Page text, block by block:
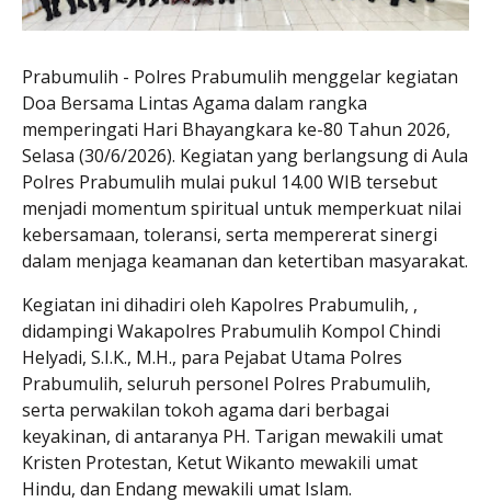
Prabumulih - Polres Prabumulih menggelar kegiatan
Doa Bersama Lintas Agama dalam rangka
memperingati Hari Bhayangkara ke-80 Tahun 2026,
Selasa (30/6/2026). Kegiatan yang berlangsung di Aula
Polres Prabumulih mulai pukul 14.00 WIB tersebut
menjadi momentum spiritual untuk memperkuat nilai
kebersamaan, toleransi, serta mempererat sinergi
dalam menjaga keamanan dan ketertiban masyarakat.
Kegiatan ini dihadiri oleh Kapolres Prabumulih, ,
didampingi Wakapolres Prabumulih Kompol Chindi
Helyadi, S.I.K., M.H., para Pejabat Utama Polres
Prabumulih, seluruh personel Polres Prabumulih,
serta perwakilan tokoh agama dari berbagai
keyakinan, di antaranya PH. Tarigan mewakili umat
Kristen Protestan, Ketut Wikanto mewakili umat
Hindu, dan Endang mewakili umat Islam.